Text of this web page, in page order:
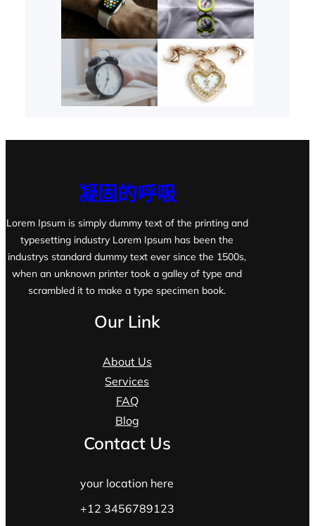
凝固的呼吸
Lorem Ipsum is simply dummy text of the printing and
typesetting industry Lorem Ipsum has been the
industrys standard dummy text ever since the 1500s,
when an unknown printer took a galley of type and
scrambled it to make a type specimen book.
Our Link
About Us
Services
FAQ
Blog
Contact Us
your location here
+12 3456789123